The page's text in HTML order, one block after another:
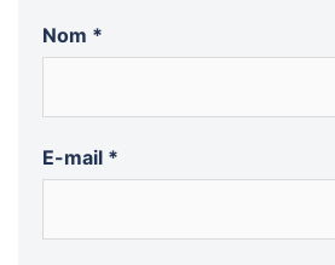
Nom *
E-mail *